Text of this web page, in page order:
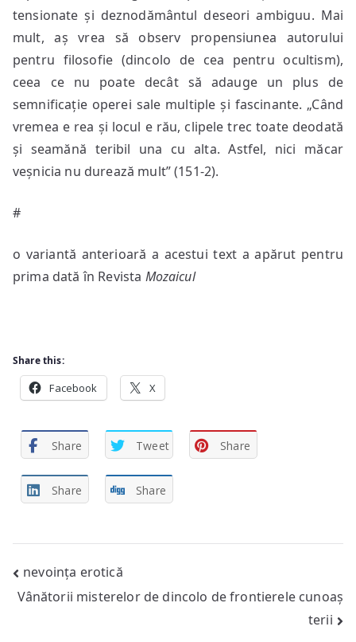
tensionate și deznodământul deseori ambiguu. Mai
mult, aș vrea să observ propensiunea autorului
pentru filosofie (dincolo de cea pentru ocultism),
ceea ce nu poate decât să adauge un plus de
semnificație operei sale multiple și fascinante. „Când
vremea e rea și locul e rău, clipele trec toate deodată
și seamănă teribil una cu alta. Astfel, nici măcar
veșnicia nu durează mult” (151-2).
#
o variantă anterioară a acestui text a apărut pentru
prima dată în Revista Mozaicul
Share this:
Facebook X
Share Tweet Share
Share Share
Post
navigation
nevoința erotică
Vânătorii misterelor de dincolo de frontierele cunoaș
terii